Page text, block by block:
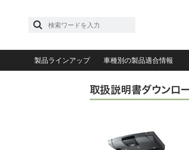
製品ラインアップ 車種別の製品適合情報